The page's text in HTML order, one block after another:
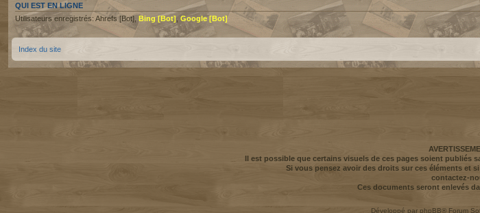
QUI EST EN LIGNE
Utilisateurs enregistrés: Ahrefs [Bot], Bing [Bot] Google [Bot]
Index du site
Il est possible que certains visuels de ces pages soient publiés
Si vous pensez avoir des droits sur ces éléments et
contactez-
Ces documents seront enlevés
Développé par phpBB® Forum